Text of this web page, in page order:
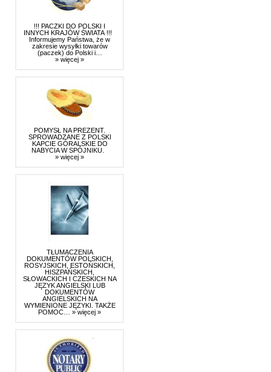
!!! PACZKI DO POLSKI I
INNYCH KRAJÓW ŚWIATA !!!
Informujemy Państwa, że w
zakresie wysyłki towarów
(paczek) do Polski i…
» więcej »
POMYSŁ NA PREZENT.
SPROWADZANE Z POLSKI
KAPCIE GÓRALSKIE DO
NABYCIA W SPÓJNIKU.
» więcej »
TŁUMACZENIA
DOKUMENTÓW POLSKICH,
ROSYJSKICH, ESTOŃSKICH,
HISZPAŃSKICH,
SŁOWACKICH I CZESKICH NA
JĘZYK ANGIELSKI LUB
DOKUMENTÓW
ANGIELSKICH NA
WYMIENIONE JĘZYKI. TAKŻE
POMOC… » więcej »